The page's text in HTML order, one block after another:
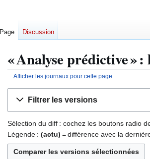
« Analyse prédictive »
Afficher les journaux pour cette page
navigation
recherche
Filtrer les versions
Sélection du diff : cochez les boutons radio
Légende : (actu) = différence avec la
Page Discussion